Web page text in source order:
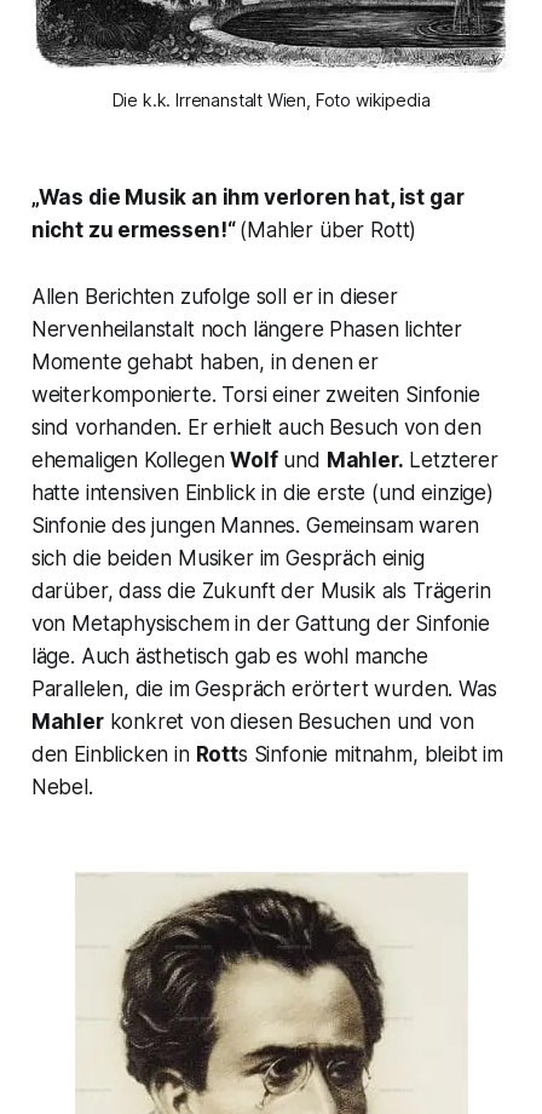
Die k.k. Irrenanstalt Wien, Foto wikipedia
„Was die Musik an ihm verloren hat, ist gar
nicht zu ermessen!“ (Mahler über Rott)
Allen Berichten zufolge soll er in dieser
Nervenheilanstalt noch längere Phasen lichter
Momente gehabt haben, in denen er
weiterkomponierte. Torsi einer zweiten Sinfonie
sind vorhanden. Er erhielt auch Besuch von den
ehemaligen KollegenWolfund Mahler. Letzterer
hatte intensiven Einblick in die erste (und einzige)
Sinfonie des jungen Mannes. Gemeinsam waren
sich die beiden Musiker im Gespräch einig
darüber, dass die Zukunft der Musik als Trägerin
von Metaphysischem in der Gattung der Sinfonie
läge. Auch ästhetisch gab es wohl manche
Parallelen, die im Gespräch erörtert wurden. Was
Mahlerkonkret von diesen Besuchen und von
den Einblicken in Rotts Sinfonie mitnahm, bleibt im
Nebel.